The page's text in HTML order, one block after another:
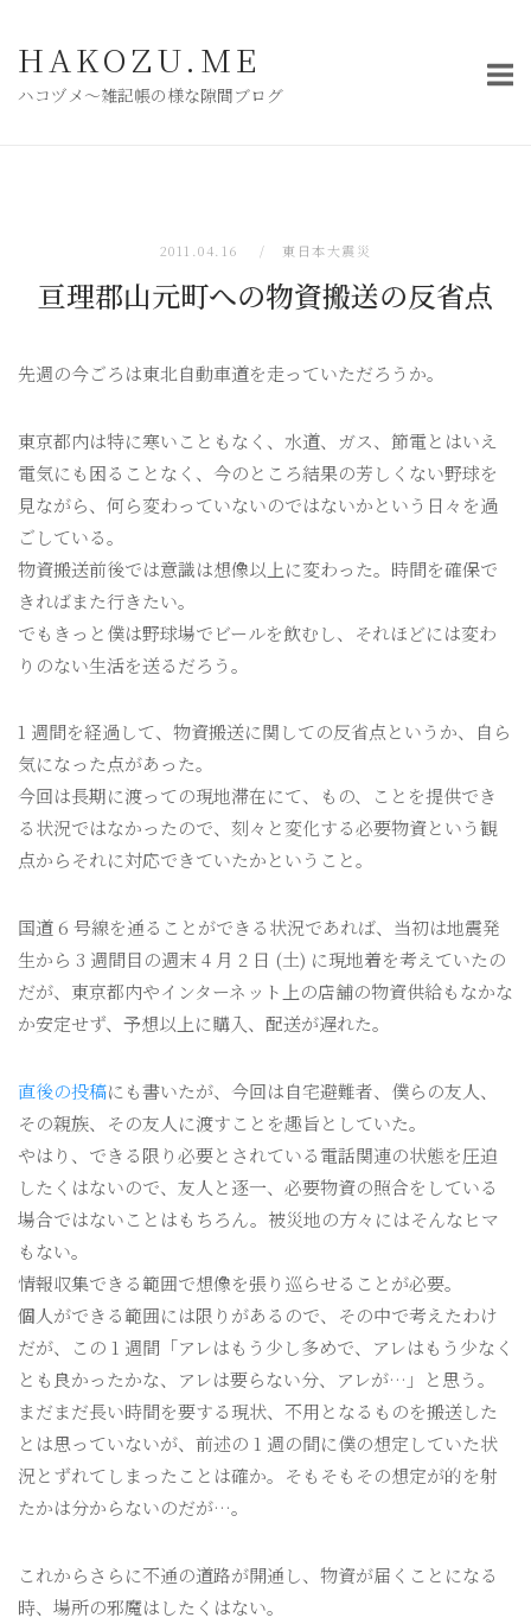
HAKOZU.ME
ハコヅメ〜雑記帳の様な隙間ブログ
2011.04.16 東日本大震災
亘理郡山元町への物資搬送の反省点
先週の今ごろは東北自動車道を走っていただろうか。
東京都内は特に寒いこともなく、水道、ガス、節電とはいえ
電気にも困ることなく、今のところ結果の芳しくない野球を
見ながら、何ら変わっていないのではないかという日々を過
ごしている。
物資搬送前後では意識は想像以上に変わった。時間を確保で
きればまた行きたい。
でもきっと僕は野球場でビールを飲むし、それほどには変わ
りのない生活を送るだろう。
1 週間を経過して、物資搬送に関しての反省点というか、自ら
気になった点があった。
今回は長期に渡っての現地滞在にて、もの、ことを提供でき
る状況ではなかったので、刻々と変化する必要物資という観
点からそれに対応できていたかということ。
国道 6 号線を通ることができる状況であれば、当初は地震発
生から 3 週間目の週末 4 月 2 日 (土) に現地着を考えていたの
だが、東京都内やインターネット上の店舗の物資供給もなかな
か安定せず、予想以上に購入、配送が遅れた。
直後の投稿にも書いたが、今回は自宅避難者、僕らの友人、
その親族、その友人に渡すことを趣旨としていた。
やはり、できる限り必要とされている電話関連の状態を圧迫
したくはないので、友人と逐一、必要物資の照合をしている
場合ではないことはもちろん。被災地の方々にはそんなヒマ
もない。
情報収集できる範囲で想像を張り巡らせることが必要。
個人ができる範囲には限りがあるので、その中で考えたわけ
だが、この 1 週間「アレはもう少し多めで、アレはもう少なく
とも良かったかな、アレは要らない分、アレが…」と思う。
まだまだ長い時間を要する現状、不用となるものを搬送した
とは思っていないが、前述の 1 週の間に僕の想定していた状
況とずれてしまったことは確か。そもそもその想定が的を射
たかは分からないのだが…。
これからさらに不通の道路が開通し、物資が届くことになる
時、場所の邪魔はしたくはない。